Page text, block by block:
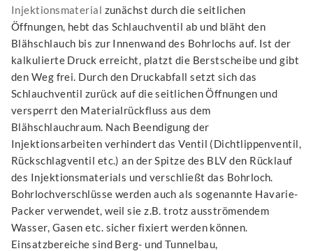
Injektionsmaterial zunächst durch die seitlichen
Öffnungen, hebt das Schlauchventil ab und bläht den
Blähschlauch bis zur Innenwand des Bohrlochs auf. Ist der
kalkulierte Druck erreicht, platzt die Berstscheibe und gibt
den Weg frei. Durch den Druckabfall setzt sich das
Schlauchventil zurück auf die seitlichen Öffnungen und
versperrt den Materialrückfluss aus dem
Blähschlauchraum. Nach Beendigung der
Injektionsarbeiten verhindert das Ventil (Dichtlippenventil,
Rückschlagventil etc.) an der Spitze des BLV den Rücklauf
des Injektionsmaterials und verschließt das Bohrloch.
Bohrlochverschlüsse werden auch als sogenannte Havarie-
Packer verwendet, weil sie z.B. trotz ausströmendem
Wasser, Gasen etc. sicher fixiert werden können.
Einsatzbereiche sind Berg- und Tunnelbau,